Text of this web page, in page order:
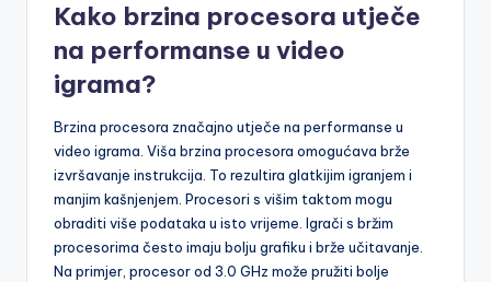
Kako brzina procesora utječe
na performanse u video
igrama?
Brzina procesora značajno utječe na performanse u
video igrama. Viša brzina procesora omogućava brže
izvršavanje instrukcija. To rezultira glatkijim igranjem i
manjim kašnjenjem. Procesori s višim taktom mogu
obraditi više podataka u isto vrijeme. Igrači s bržim
procesorima često imaju bolju grafiku i brže učitavanje.
Na primjer, procesor od 3.0 GHz može pružiti bolje